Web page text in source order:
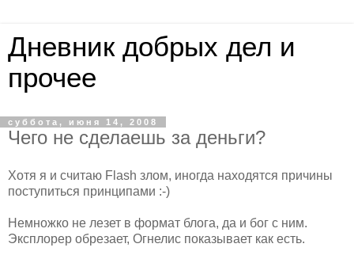
Дневник добрых дел и
прочее
суббота, июня 14, 2008
Чего не сделаешь за деньги?
Хотя я и считаю Flash злом, иногда находятся причины
поступиться принципами :-)
Немножко не лезет в формат блога, да и бог с ним.
Эксплорер обрезает, Огнелис показывает как есть.